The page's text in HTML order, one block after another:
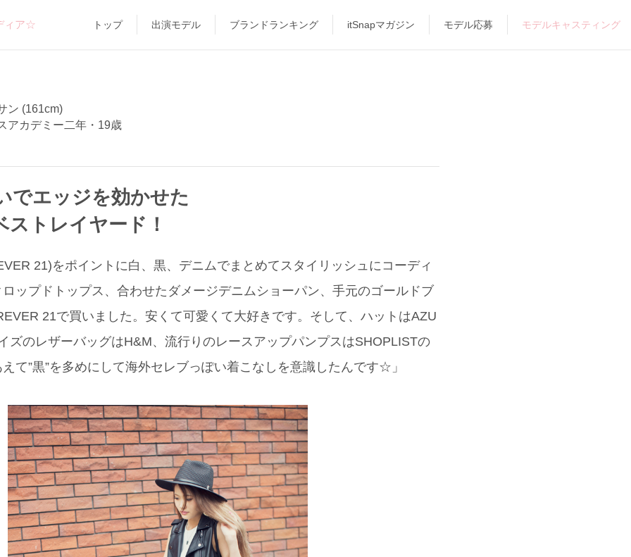
ィア☆ トップ 出演モデル ブランドランキング itSnapマガジン モデル応募 モデルキャスティング
ン (161cm)
アカデミー二年・19歳
でエッジを効かせた
ストレイヤード！
21)をポイントに白、黒、デニムでまとめてスタイリッシュにコーディ
ップドトップス、合わせたダメージデニムショーパン、手元のゴールドブ
21で買いました。安くて可愛くて大好きです。そして、ハットはAZU
ズのレザーバッグはH&M、流行りのレースアップパンプスはSHOPLISTの
て”黒”を多めにして海外セレブっぽい着こなしを意識したんです☆」